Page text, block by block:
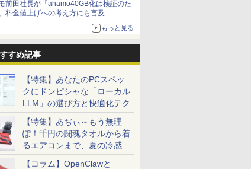
前田社長が「ahamo40GB化は検証のた
料金値上げへの考え方にも言及
もっと見る
すめ記事
【特集】あなたのPCスペッ
クにドンピシャな「ローカル
LLM」の選び方と快適化テク
【特集】あぢぃ～もう無理
ぽ！千円の闘魂タオルから着
るエアコンまで、夏の冷感グ
ッズ一挙紹介
【コラム】OpenClawと